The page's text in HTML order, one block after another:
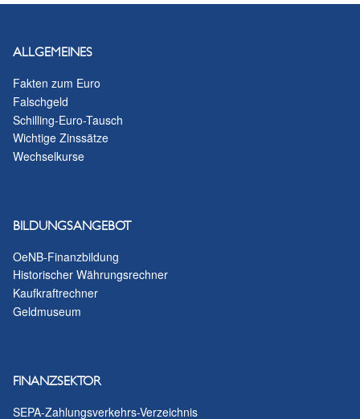
ALLGEMEINES
Fakten zum Euro
Falschgeld
Schilling-Euro-Tausch
Wichtige Zinssätze
Wechselkurse
BILDUNGSANGEBOT
OeNB-Finanzbildung
Historischer Währungsrechner
Kaufkraftrechner
Geldmuseum
FINANZSEKTOR
SEPA-Zahlungsverkehrs-Verzeichnis